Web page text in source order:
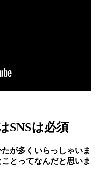
SNSは必須
が多くいらっしゃいま
とってなんだと思いま